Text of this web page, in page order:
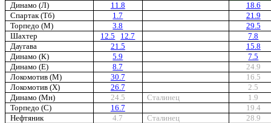
Динамо (Л)
11.8
18.6
Спартак (Тб)
1.7
21.9
Торпедо (М)
3.8
29.5
Шахтер
12.5 12.7
7.8
Даугава
21.5
15.8
Динамо (К)
5.9
7.5
Динамо (Е)
8.7
24.9
Локомотив (М)
30.7
16.5
Локомотив (Х)
26.7
2.5
Динамо (Мн)
24.5 Сталинец
1.9
Торпедо (С)
16.7
19.4
Нефтяник
4.7 Сталинец 28.9